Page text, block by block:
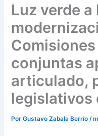
Luz verde a
conjuntas
articulado,
legislativos
PorGustavo Zabala Berrío /